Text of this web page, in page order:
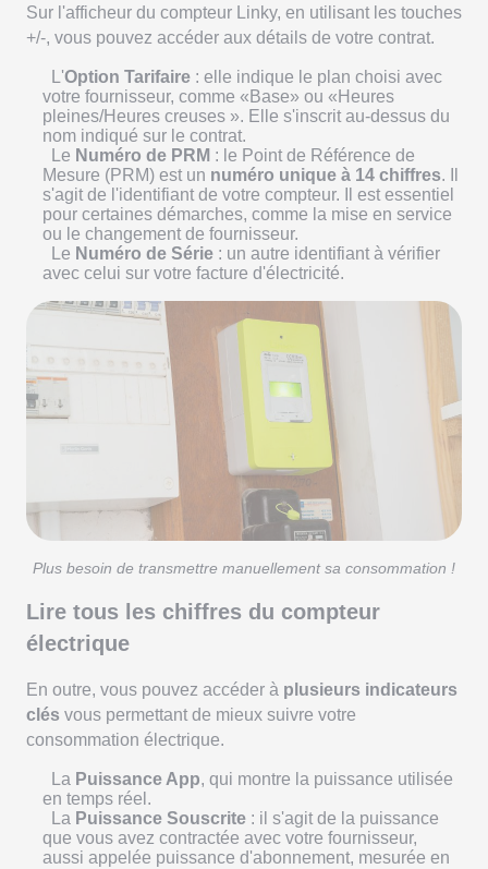
Sur l'afficheur du compteur Linky, en utilisant les touches
+/-, vous pouvez accéder aux détails de votre contrat.
L'Option Tarifaire : elle indique le plan choisi avec
votre fournisseur, comme «Base» ou «Heures
pleines/Heures creuses ». Elle s'inscrit au-dessus du
nom indiqué sur le contrat.
Le Numéro de PRM : le Point de Référence de
Mesure (PRM) est un numéro unique à 14 chiffres. Il
s'agit de l'identifiant de votre compteur. Il est essentiel
pour certaines démarches, comme la mise en service
ou le changement de fournisseur.
Le Numéro de Série : un autre identifiant à vérifier
avec celui sur votre facture d'électricité.
Plus besoin de transmettre manuellement sa consommation !
Lire tous les chiffres du compteur
électrique
En outre, vous pouvez accéder à plusieurs indicateurs
clés vous permettant de mieux suivre votre
consommation électrique.
La Puissance App, qui montre la puissance utilisée
en temps réel.
La Puissance Souscrite : il s'agit de la puissance
que vous avez contractée avec votre fournisseur,
aussi appelée puissance d'abonnement, mesurée en